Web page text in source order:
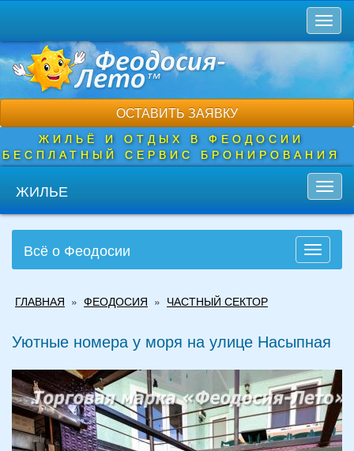
основному
содержанию
ОСТАВИТЬ ЗАЯВКУ
ЖИЛЬЁ И ОТДЫХ В ФЕОДОСИИ
БЕСПЛАТНЫЙ СЕРВИС БРОНИРОВАНИЯ
ЖИЛЬЕ
Toggle
Всё о Феодосии
здесь
ГЛАВНАЯ » ФЕОДОСИЯ » ЧАСТНЫЙ СЕКТОР
Уютные номера у моря на улице Насыпная